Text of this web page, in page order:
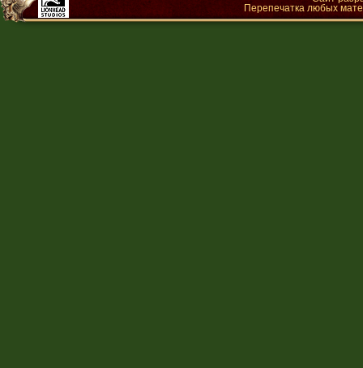
Перепечатка любых